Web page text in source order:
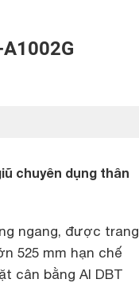
chuyên dụng thân
ngang, được trang
525 mm hạn chế
cân bằng AI DBT